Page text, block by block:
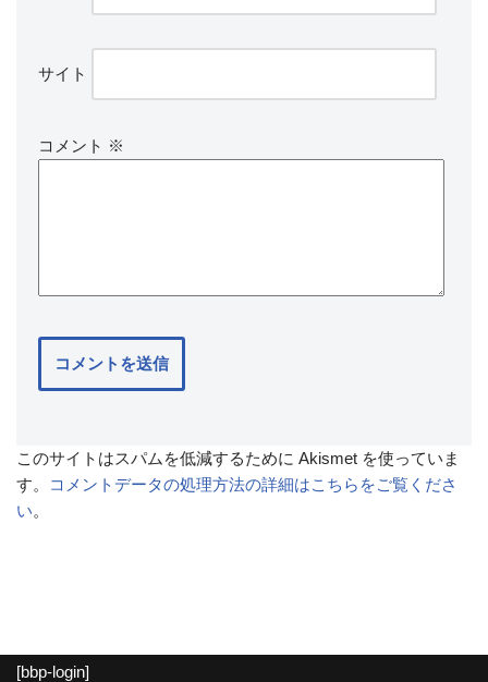
サイト
コメント ※
このサイトはスパムを低減するために Akismet を使っていま
す。
コメントデータの処理方法の詳細はこちらをご覧くださ
い。
[bbp-login]